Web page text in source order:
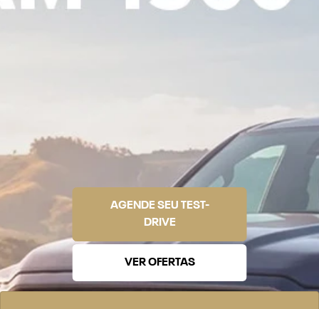
AGENDE SEU TEST-
DRIVE
VER OFERTAS